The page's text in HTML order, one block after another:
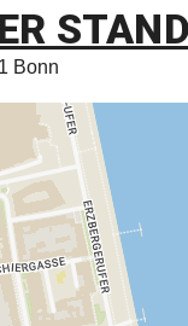
Bonn